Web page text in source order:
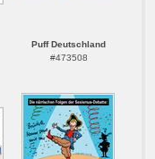
Puff Deutschland
#473508